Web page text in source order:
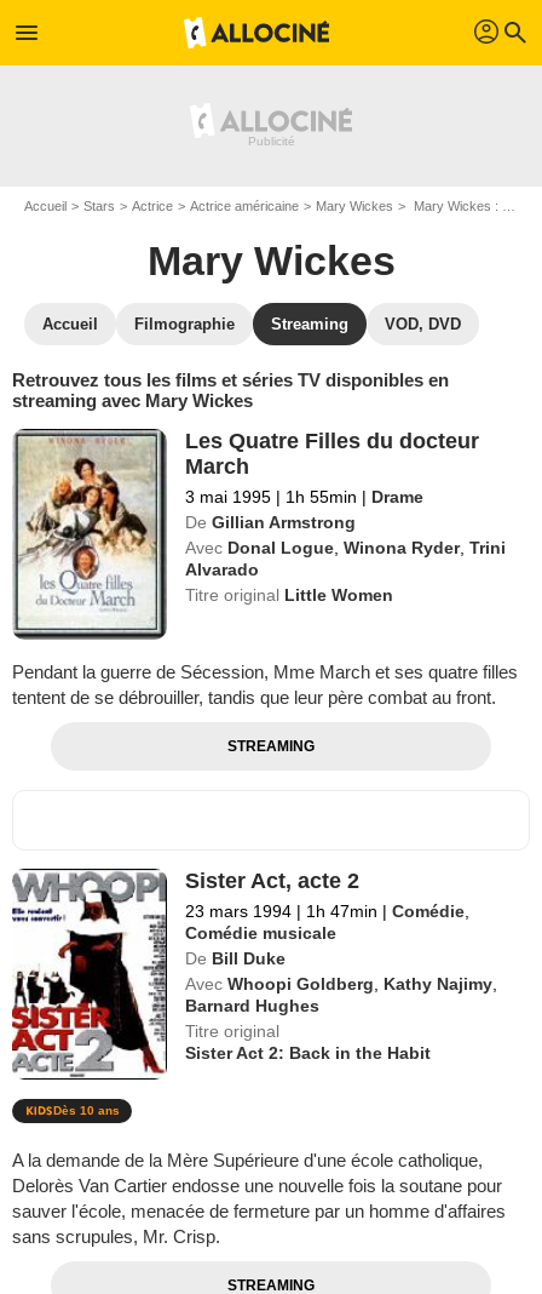
menu profil search
Accueil Stars Actrice Actrice américaine Mary Wickes Mary Wickes : Films et séries online
Mary Wickes
Accueil Filmographie Streaming VOD, DVD
Retrouvez tous les films et séries TV disponibles en
streaming avec Mary Wickes
Les Quatre Filles du docteur
March
3 mai 1995 | 1h 55min | Drame
De Gillian Armstrong
Avec Donal Logue ,Winona Ryder,Trini
Alvarado
Titre original Little Women
Pendant la guerre de Sécession, Mme March et ses quatre filles
tentent de se débrouiller, tandis que leur père combat au front.
STREAMING
Sister Act, acte 2
23 mars 1994 | 1h 47min | Comédie
Comédie musicale
De Bill Duke
Avec Whoopi Goldberg Kathy Najimy
Barnard Hughes
Titre original
Sister Act 2: Back in the Habit
Dès 10 ans
A la demande de la Mère Supérieure d'une école catholique,
Delorès Van Cartier endosse une nouvelle fois la soutane pour
sauver l'école, menacée de fermeture par un homme d'affaires
sans scrupules, Mr. Crisp.
STREAMING